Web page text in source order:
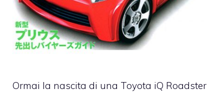
Ormai la nascita di una Toyota iQ Roadster